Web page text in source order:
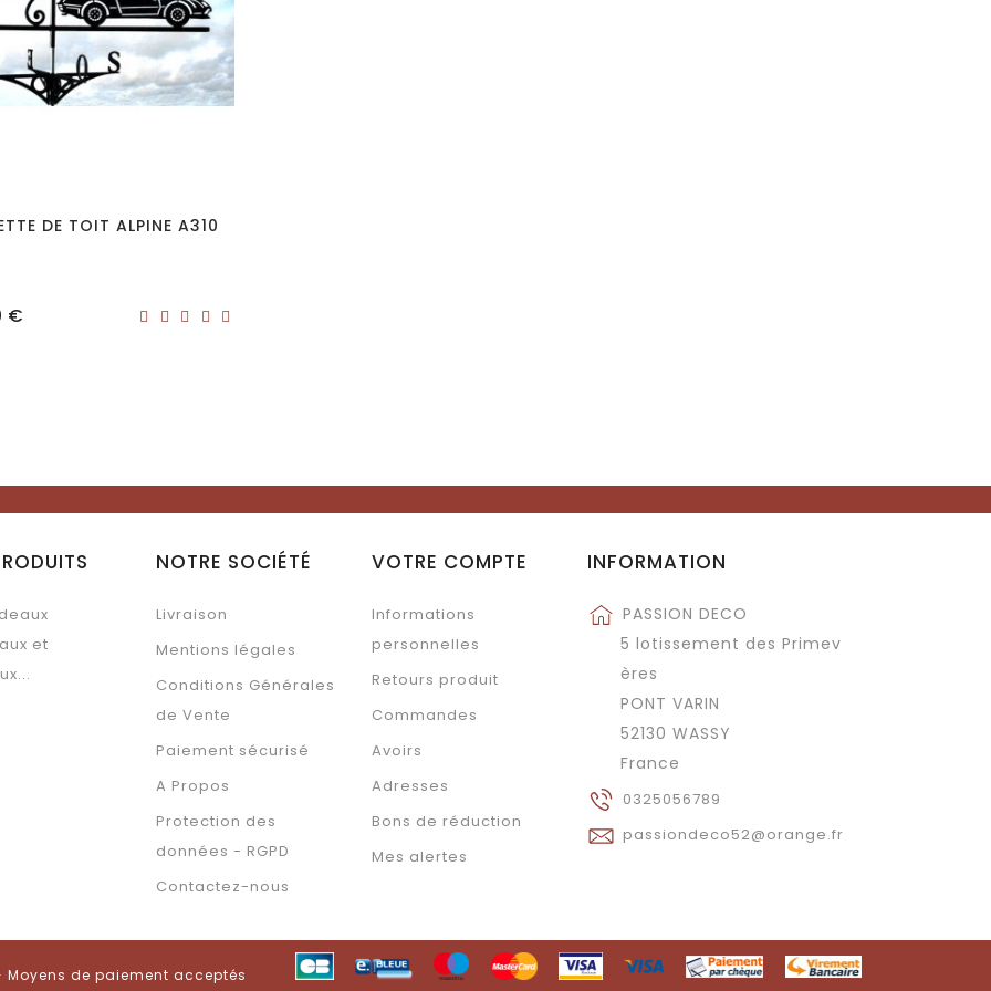
DE TOIT ALPINE A310
€
et
NOTRE SOCIÉTÉ
Livraison
Mentions légales
Conditions Générales
de Vente
Paiement sécurisé
A Propos
Protection des
données - RGPD
Contactez-nous
VOTRE COMPTE
Informations
personnelles
Retours produit
Commandes
Avoirs
Adresses
Bons de réduction
Mes alertes
INFORMATION
PASSION DECO
5 lotissement des Primev
ères
PONT VARIN
52130 WASSY
France
0325056789
passiondeco52@orange.fr
de paiement acceptés